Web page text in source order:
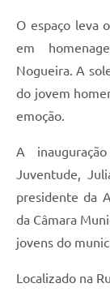
O espaço leva
em
Nogueira. A
do jovem
emoção.
A
Juventude,
presidente da
da Câmara
jovens do
Localizado na